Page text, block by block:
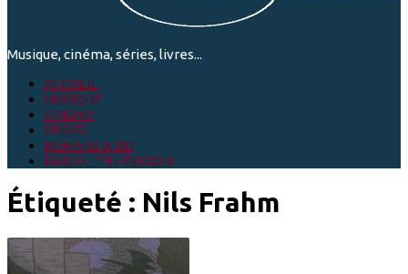
Musique, cinéma, séries, livres...
ACCUEIL
MUSIQUE
CINEMA
SÉRIES
ROMANS & BD
RADIO - TELEVISION
Étiqueté : Nils Frahm